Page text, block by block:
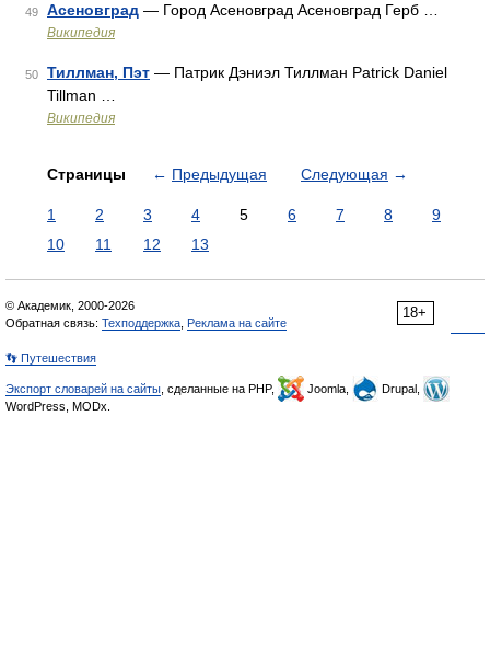
49 Асеновград — Город Асеновград Асеновград Герб …
Википедия
50 Тиллман, Пэт — Патрик Дэниэл Тиллман Patrick Daniel
Tillman …
Википедия
Страницы ← Предыдущая Следующая →
1 2 3 4 5 6 7 8
9
10
11 12 13
18+
© Академик, 2000-2026
Обратная связь: Техподдержка Реклама на сайте
👣 Путешествия
Экспорт словарей на сайты , сделанные на PHP, Joomla,
Drupal,
WordPress, MODx.